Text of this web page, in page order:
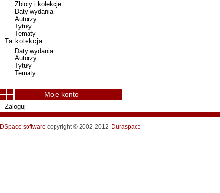
Zbiory i kolekcje
Daty wydania
Autorzy
Tytuły
Tematy
Ta kolekcja
Daty wydania
Autorzy
Tytuły
Tematy
Moje konto
Zaloguj
DSpace software copyright © 2002-2012 Duraspace